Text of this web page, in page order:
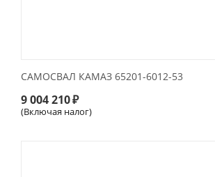
САМОСВАЛ КАМАЗ 65201-6012-53
9 004 210₽
(Включая налог)